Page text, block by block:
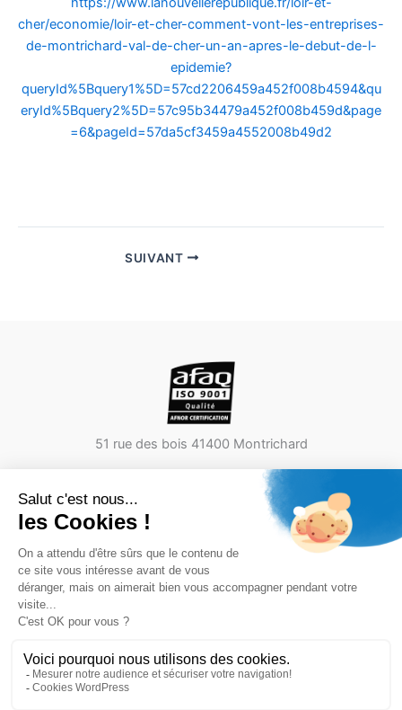
cher/economie/loir-et-cher-comment-vont-les-entreprises-
de-montrichard-val-de-cher-un-an-apres-le-debut-de-l-
epidemie?
queryId%5Bquery1%5D=57cd2206459a452f008b4594&qu
eryId%5Bquery2%5D=57c95b34479a452f008b459d&page
=6&pageId=57da5cf3459a4552008b49d2
SUIVANT
51 rue des bois 41400 Montrichard
Lundi – Vendredi 8h – 18h
Mentions légales
Cookies